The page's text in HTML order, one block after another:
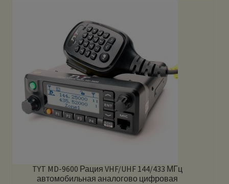
TYT MD-9600 Рация VHF/UHF 144/433 МГц
автомобильная аналогово цифровая